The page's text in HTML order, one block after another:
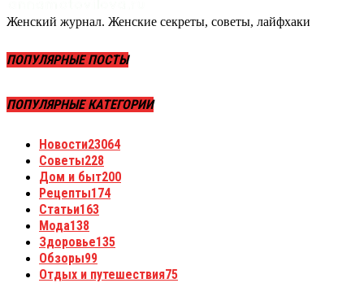
Женский журнал. Женские секреты, советы, лайфхаки
ПОПУЛЯРНЫЕ ПОСТЫ
ПОПУЛЯРНЫЕ КАТЕГОРИИ
Новости23064
Советы228
Дом и быт200
Рецепты174
Статьи163
Мода138
Здоровье135
Обзоры99
Отдых и путешествия75